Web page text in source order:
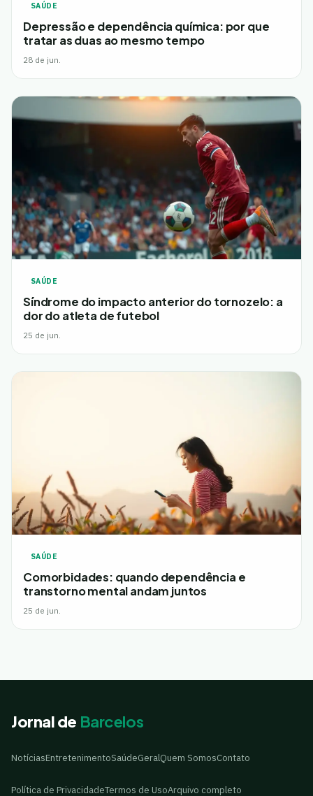
SAÚDE
Depressão e dependência química: por que
tratar as duas ao mesmo tempo
28 de jun.
SAÚDE
Síndrome do impacto anterior do tornozelo: a
dor do atleta de futebol
25 de jun.
SAÚDE
Comorbidades: quando dependência e
transtorno mental andam juntos
25 de jun.
Jornal de Barcelos
NotíciasEntretenimentoSaúdeGeralQuem SomosContato
Política de PrivacidadeTermos de UsoArquivo completo